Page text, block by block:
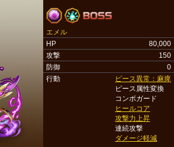
エメル
HP
80,000
攻撃
150
防御
0
行動
ピース異常：麻痺
ピース属性変換
コンボガード
ヒールコア
攻撃力上昇
連続攻撃
ダメージ軽減